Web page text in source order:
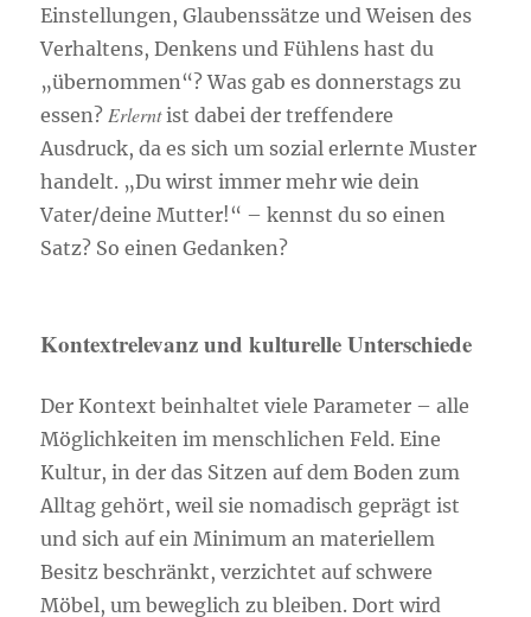
Einstellungen, Glaubenssätze und Weisen des
Verhaltens, Denkens und Fühlens hast du
„übernommen“? Was gab es donnerstags zu
essen?Erlerntist dabei der treffendere
Ausdruck, da es sich um sozial erlernte Muster
handelt. „Du wirst immer mehr wie dein
Vater/deine Mutter!“ – kennst du so einen
Satz? So einen Gedanken?
Kontextrelevanz und kulturelle Unterschiede
Der Kontext beinhaltet viele Parameter – alle
Möglichkeiten im menschlichen Feld. Eine
Kultur, in der das Sitzen auf dem Boden zum
Alltag gehört, weil sie nomadisch geprägt ist
und sich auf ein Minimum an materiellem
Besitz beschränkt, verzichtet auf schwere
Möbel, um beweglich zu bleiben. Dort wird